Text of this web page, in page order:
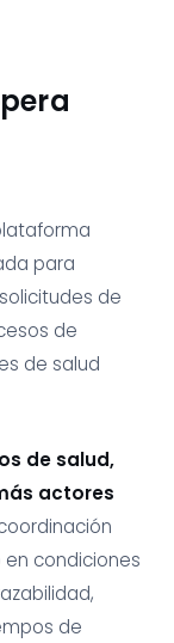
para
de
de
de salud
de salud,
actores
condiciones
de